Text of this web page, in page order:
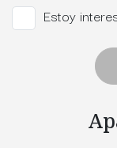
Estoy